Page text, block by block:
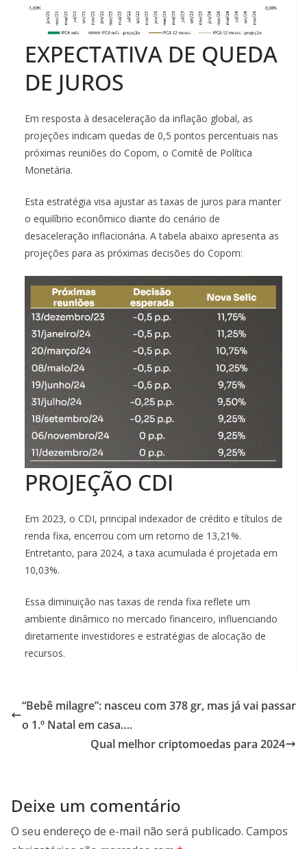
EXPECTATIVA DE QUEDA
DE JUROS
Em resposta à desaceleração da inflação global, as
projeções indicam quedas de 0,5 pontos percentuais nas
próximas reuniões do Copom, o Comitê de Política
Monetária.
Esta estratégia visa ajustar as taxas de juros para manter
o equilíbrio econômico diante do cenário de
desaceleração inflacionária. A tabela abaixo apresenta as
projeções para as próximas decisões do Copom:
PROJEÇÃO CDI
Em 2023, o CDI, principal indexador de crédito e títulos de
renda fixa, encerrou com um retorno de 13,21%.
Entretanto, para 2024, a taxa acumulada é projetada em
10,03%.
Essa diminuição nas taxas de renda fixa reflete um
ambiente dinâmico no mercado financeiro, influenciando
diretamente investidores e estratégias de alocação de
recursos.
“Bebê milagre”: nasceu com 378 gr, mas já vai passar
o 1.º Natal em casa….
Qual melhor criptomoedas para 2024
Deixe um comentário
O seu endereço de e-mail não será publicado. Campos